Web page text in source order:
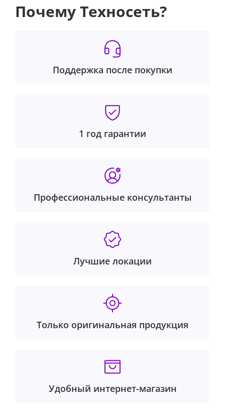
Почему Техносеть?
Поддержка после покупки
1 год гарантии
Профессиональные консультанты
Лучшие локации
Только оригинальная продукция
Удобный интернет-магазин